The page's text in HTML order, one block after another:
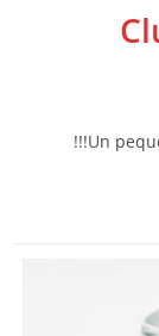
!!!Un